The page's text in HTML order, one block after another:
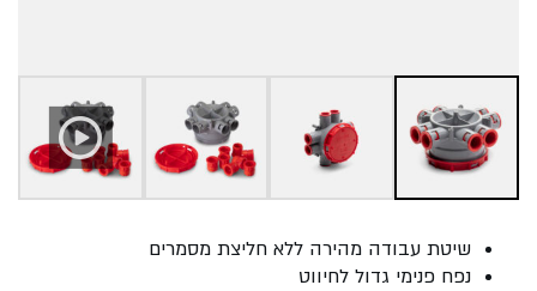
שיטת עבודה מהירה ללא חליצת מסמרים
נפח פנימי גדול לחיווט